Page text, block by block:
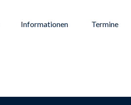
Informationen Termine